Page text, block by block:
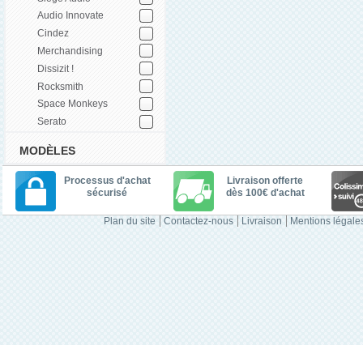
Audio Innovate
Cindez
Merchandising
Dissizit !
Rocksmith
Space Monkeys
Serato
MODÈLES
Processus d'achat
sécurisé
Livraison offerte
dès 100€ d'achat
Plan du site Contactez-nous Livraison Mentions